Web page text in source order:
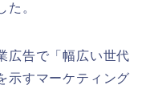
た。
広告で「幅広い世代
示すマーケティング